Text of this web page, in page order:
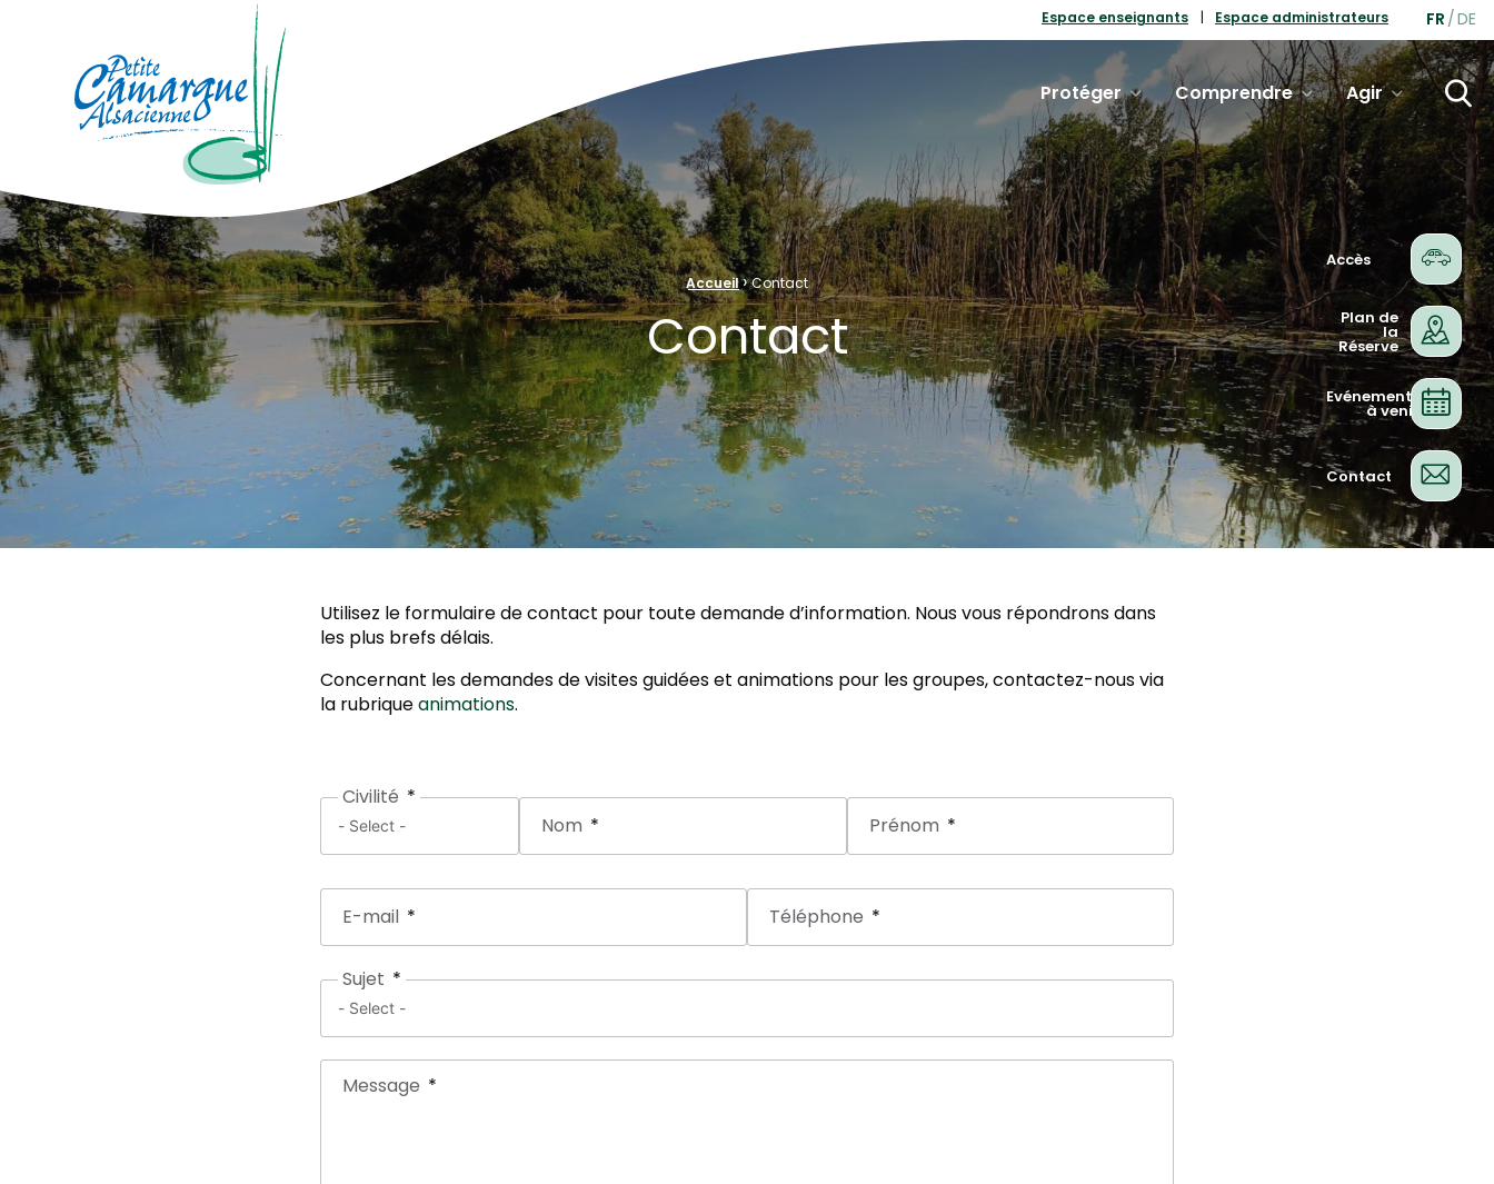
Espace enseignants Espace administrateurs FR DE
La Petite Camargue Alsacienne Réserve Naturelle au cœur de la plaine rhénane alluviale
Protéger Comprendre Agir
Fil d'Ariane : Accueil›Contact
Contact
Utilisez le formulaire de contact pour toute demande d’information. Nous vous répondrons dans
les plus brefs délais.
Concernant les demandes de visites guidées et animations pour les groupes, contactez-nous via
la rubriqueanimations.
Civilité
Nom
Prénom
E-mail Téléphone
Sujet
Message
Accès
Plan de
la
Réserve
Evénements
à venir
Contact